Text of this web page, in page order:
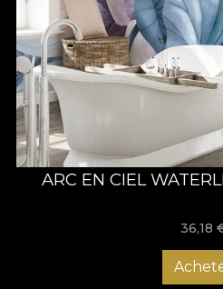
ARC EN CIEL
36,18